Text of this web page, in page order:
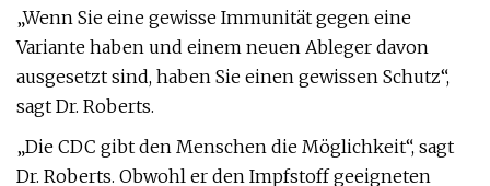
„Wenn Sie eine gewisse Immunität gegen eine
Variante haben und einem neuen Ableger davon
ausgesetzt sind, haben Sie einen gewissen Schutz“,
sagt Dr. Roberts.
„Die CDC gibt den Menschen die Möglichkeit“, sagt
Dr. Roberts. Obwohl er den Impfstoff geeigneten